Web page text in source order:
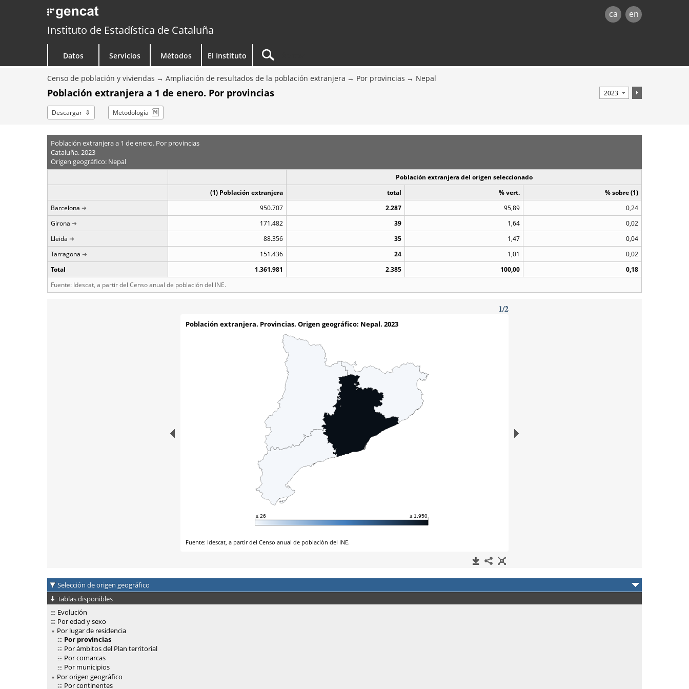
ca en
Instituto de Estadística de Cataluña
Datos Servicios Métodos El Instituto
Censo de población y viviendas Ampliación de resultados de la población extranjera Por provincias Nepal
Población extranjera a 1 de enero. Por provincias
Descargar Metodología
Población extranjera a 1 de enero. Por provincias
Cataluña. 2023
Origen geográfico: Nepal
Población extranjera del origen seleccionado
(1) Población extranjera
total % vert.
% sobre (1)
Barcelona
950.707 2.287 95,89
0,24
Girona
171.482 39 1,64
0,02
Lleida
88.356 35 1,47
0,04
Tarragona
151.436 24 1,01
0,02
Total
1.361.981 2.385 100,00
0,18
Fuente: Idescat, a partir del Censo anual de población del INE.
Selección de origen geográfico
Tablas disponibles
Evolución
Por edad y sexo
Por lugar de residencia
Por provincias
Por ámbitos del Plan territorial
Por comarcas
Por municipios
Por origen geográfico
Por continentes